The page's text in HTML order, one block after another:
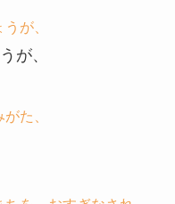
が、
が、
た、